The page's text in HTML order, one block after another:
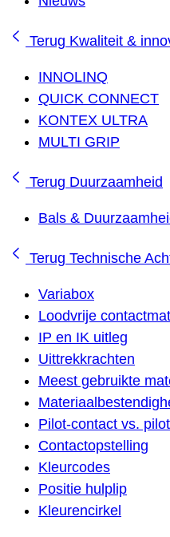
Terug Kwaliteit &
INNOLINQ
QUICK CONNECT
KONTEX ULTRA
MULTI GRIP
Terug Duurzaamheid
Bals &
Terug Technische
Variabox
Loodvrije
IP en IK uitleg
Uittrekkrachten
Meest gebruikte
Pilot-contact vs.
Contactopstelling
Kleurcodes
Positie hulplip
Kleurencirkel